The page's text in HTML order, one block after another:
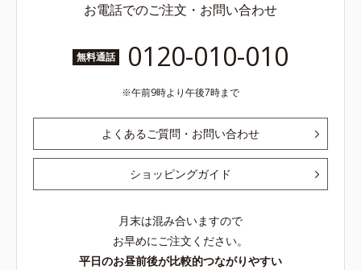
お電話でのご注文・お問い合わせ
無料通話 0120-010-010
午前9時より午後7時まで
よくあるご質問・お問い合わせ
ショッピングガイド
月末は混み合いますので
お早めにご注文ください。
平日のお昼前後が比較的つながりやすい